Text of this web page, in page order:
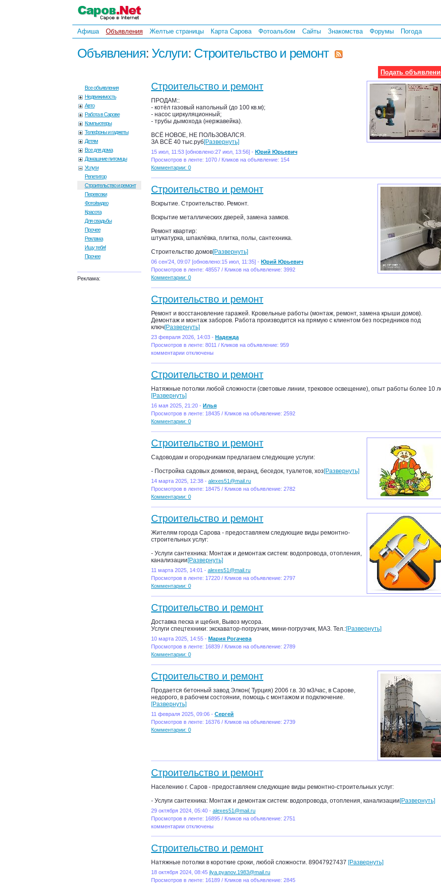
Афиша Объявления Желтые страницы Карта Сарова Фотоальбом Сайты Знакомства Форумы Погода
Объявления: Услуги: Строительство и ремонт
Все объявления
Недвижимость
Авто
Работа в Сарове
Компьютеры
Телефоны и гаджеты
Детям
Все для дома
Домашние питомцы
Услуги
Репетитор
Строительство и ремонт
Перевозки
Фото/видео
Красота
Для свадьбы
Прочее
Реклама
Ищу тебя!
Прочее
Реклама:
Подать
Строительство и ремонт
ПРОДАМ::
- котёл газовый напольный (до 100 кв.м);
- насос циркуляционный;
- трубы дымохода (нержавейка).
ВСЁ НОВОЕ, НЕ ПОЛЬЗОВАЛСЯ.
ЗА ВСЁ 40 тыс.руб[Развернуть]
15 июл, 11:53 [обновлено:27 июл, 13:56] - Юрий Юрьевич
Просмотров в ленте: 1070 / Кликов на объявление: 154
Комментарии: 0
Строительство и ремонт
Вскрытие. Строительство. Ремонт.
Вскрытие металлических дверей, замена замков.
Ремонт квартир:
штукатурка, шпаклёвка, плитка, полы, сантехника.
Строительство домов[Развернуть]
06 сен’24, 09:07 [обновлено:15 июл, 11:35] - Юрий Юрьевич
Просмотров в ленте: 48557 / Кликов на объявление: 3992
Комментарии: 0
Строительство и ремонт
Ремонт и восстановление гаражей. Кровельные работы (монтаж, ремонт, замена крыши домов).
Демонтаж и монтаж заборов. Работа производится на прямую с клиентом без посредников под
ключ[Развернуть]
23 февраля 2026, 14:03 - Надежда
Просмотров в ленте: 8011 / Кликов на объявление: 959
комментарии отключены
Строительство и ремонт
Натяжные потолки любой сложности (световые линии, трековое освещение), опыт работы более 10
[Развернуть]
16 мая 2025, 21:20 - Илья
Просмотров в ленте: 18435 / Кликов на объявление: 2592
Комментарии: 0
Строительство и ремонт
Садоводам и огородникам предлагаем следующие услуги:
- Постройка садовых домиков, веранд, беседок, туалетов, хоз[Развернуть]
14 марта 2025, 12:38 - alexes51@mail.ru
Просмотров в ленте: 18475 / Кликов на объявление: 2782
Комментарии: 0
Строительство и ремонт
Жителям города Сарова - предоставляем следующие виды ремонтно-
строительных услуг:
- Услуги сантехника: Монтаж и демонтаж систем: водопровода, отопления,
канализации[Развернуть]
11 марта 2025, 14:01 - alexes51@mail.ru
Просмотров в ленте: 17220 / Кликов на объявление: 2797
Комментарии: 0
Строительство и ремонт
Доставка песка и щебня, Вывоз мусора.
Услуги спецтехники: экскаватор-погрузчик, мини-погрузчик, МАЗ. Тел.:[Развернуть]
10 марта 2025, 14:55 - Мария Рогачева
Просмотров в ленте: 16839 / Кликов на объявление: 2789
Комментарии: 0
Строительство и ремонт
Продается бетонный завод Элкон( Турция) 2006 г.в. 30 м3/час, в Сарове,
недорого, в рабочем состоянии, помощь с монтажом и подключение.
[Развернуть]
11 февраля 2025, 09:06 - Сергей
Просмотров в ленте: 16376 / Кликов на объявление: 2739
Комментарии: 0
Строительство и ремонт
Населению г. Саров - предоставляем следующие виды ремонтно-строительных услуг:
- Услуги сантехника: Монтаж и демонтаж систем: водопровода, отопления, канализации[Развернуть]
29 октября 2024, 05:40 - alexes51@mail.ru
Просмотров в ленте: 16895 / Кликов на объявление: 2751
комментарии отключены
Строительство и ремонт
Натяжные потолки в короткие сроки, любой сложности. 89047927437 [Развернуть]
18 октября 2024, 08:45 ilya.pyanov.1983@mail.ru
Просмотров в ленте: 16189 / Кликов на объявление: 2845